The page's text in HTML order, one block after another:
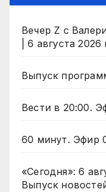
Вечер Z с
| 6 августа 2026
Выпуск
Вести в 20:00.
60 минут. Эфир
«Сегодня»: 6
Выпуск